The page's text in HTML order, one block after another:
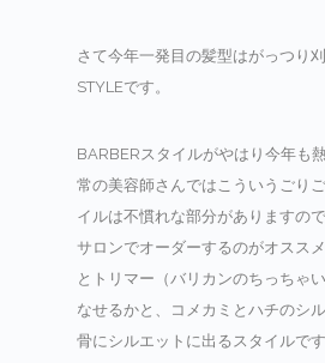
さて今年一発目の髪型はがっつり
STYLEです。
BARBERスタイルがやはり今年も
常の美容師さんではこういうごり
イルは不慣れな部分がありますの
サロンでオーダーするのがオスス
とトリマー（バリカンのちっちゃ
なせるかと、コメカミとハチのシ
骨にシルエットに出るスタイルです